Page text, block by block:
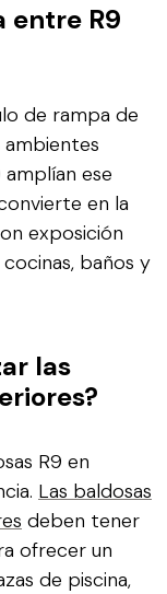
entre R9
de rampa de
ambientes
amplían ese
en la
exposición
baños y
las
R9 en
Las baldosas
deben tener
ofrecer un
de piscina,